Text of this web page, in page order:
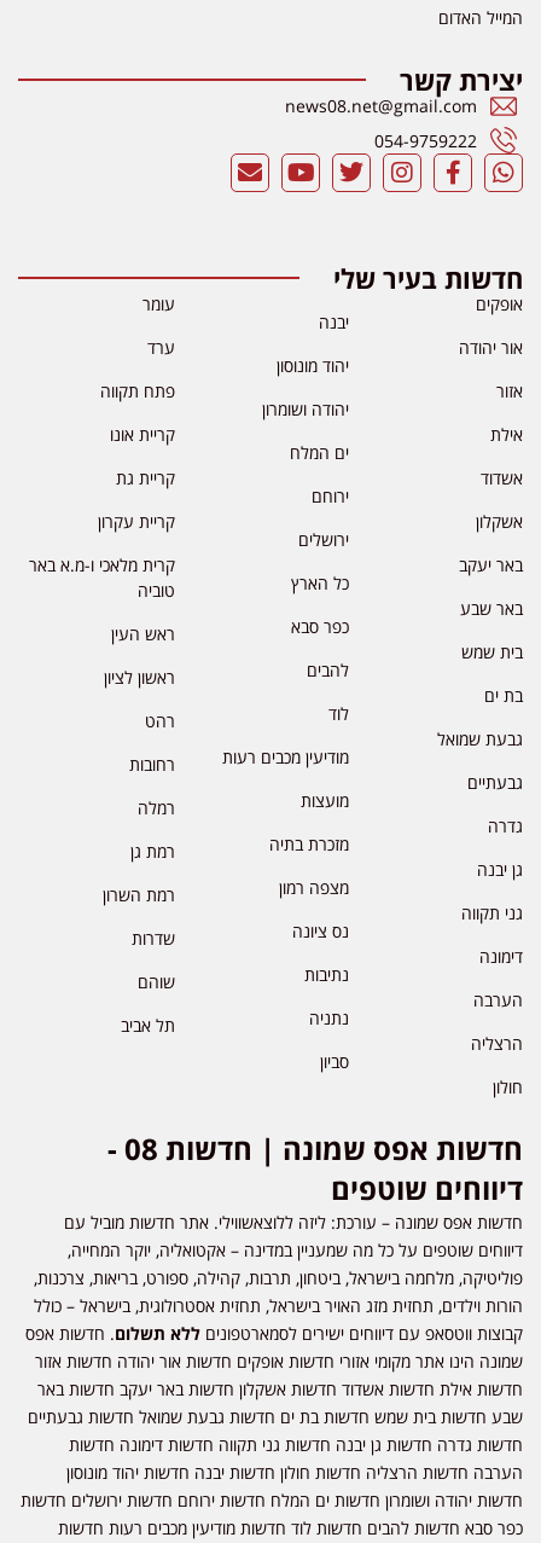
המייל האדום
יצירת קשר
news08.net@gmail.com
054-9759222
חדשות בעיר שלי
אופקים
אור יהודה
אזור
אילת
אשדוד
אשקלון
באר יעקב
באר שבע
בית שמש
בת ים
גבעת שמואל
גבעתיים
גדרה
גן יבנה
גני תקווה
דימונה
הערבה
הרצליה
חולון
יבנה
יהוד מונוסון
יהודה ושומרון
ים המלח
ירוחם
ירושלים
כל הארץ
כפר סבא
להבים
לוד
מודיעין מכבים רעות
מועצות
מזכרת בתיה
מצפה רמון
נס ציונה
נתיבות
נתניה
סביון
עומר
ערד
פתח תקווה
קריית אונו
קריית גת
קריית עקרון
קרית מלאכי ו-מ.א באר
טוביה
ראש העין
ראשון לציון
רהט
רחובות
רמלה
רמת גן
רמת השרון
שדרות
שוהם
תל אביב
חדשות אפס שמונה | חדשות 08 -
דיווחים שוטפים
חדשות אפס שמונה – עורכת: ליזה ללוצאשווילי. אתר חדשות מוביל עם
דיווחים שוטפים על כל מה שמעניין במדינה – אקטואליה, יוקר המחייה,
פוליטיקה, מלחמה בישראל, ביטחון, תרבות, קהילה, ספורט, בריאות, צרכנות,
הורות וילדים, תחזית מזג האויר בישראל, תחזית אסטרולוגית, בישראל – כולל
קבוצות ווטסאפ עם דיווחים ישירים לסמארטפונים ללא תשלום. חדשות אפס
שמונה הינו אתר מקומי אזורי חדשות אופקים חדשות אור יהודה חדשות אזור
חדשות אילת חדשות אשדוד חדשות אשקלון חדשות באר יעקב חדשות באר
שבע חדשות בית שמש חדשות בת ים חדשות גבעת שמואל חדשות גבעתיים
חדשות גדרה חדשות גן יבנה חדשות גני תקווה חדשות דימונה חדשות
הערבה חדשות הרצליה חדשות חולון חדשות יבנה חדשות יהוד מונוסון
חדשות יהודה ושומרון חדשות ים המלח חדשות ירוחם חדשות ירושלים חדשות
כפר סבא חדשות להבים חדשות לוד חדשות מודיעין מכבים רעות חדשות